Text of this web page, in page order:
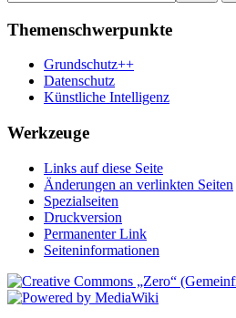
Themenschwerpunkte
Grundschutz++
Datenschutz
Künstliche Intelligenz
Werkzeuge
Links auf diese Seite
Änderungen an verlinkten Seiten
Spezialseiten
Druckversion
Permanenter Link
Seiten­­informationen